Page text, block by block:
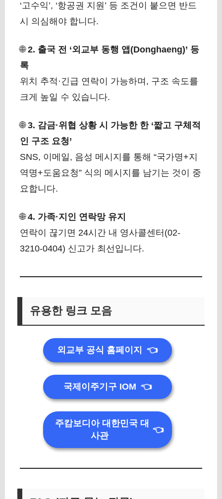
‘고수익’, ‘항공권 지원’ 등 조건이 붙으면 반드
시 의심해야 합니다.
🌐2. 출국 전 ‘외교부 동행 앱(Donghaeng)’ 등
록
위치 추적·긴급 연락이 가능하며, 구조 속도를
크게 높일 수 있습니다.
🌐3. 감금·위협 상황 시 가능한 한 ‘짧고 구체적
인 구조 요청’
SNS, 이메일, 음성 메시지를 통해 “국가명+지
역명+도움요청” 식의 메시지를 남기는 것이 중
요합니다.
🌐4. 가족·지인 연락망 유지
연락이 끊기면 24시간 내 영사콜센터(02-
3210-0404) 신고가 최선입니다.
유용한 링크 모음
외교부 공식 홈페이지👈
국제이주기구 IOM👈
주캄보디아 대한민국 대
사관
👈